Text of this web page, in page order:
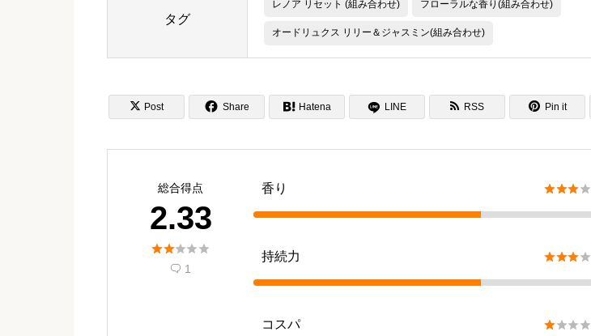
タグ
レノア リセット (組み合わせ) フローラルな香り(組み合わせ)
オードリュクス リリー＆ジャスミン(組み合わせ)
 Post  Share  Hatena LINE  RSS  Pin it
総合得点
2.33

 1
香り 
持続力 
コスパ 